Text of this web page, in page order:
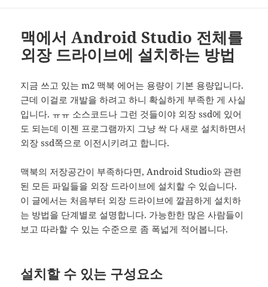
맥에서 Android Studio 전체를
외장 드라이브에 설치하는 방법
지금 쓰고 있는 m2 맥북 에어는 용량이 기본 용량입니다.
근데 이걸로 개발을 하려고 하니 확실하게 부족한 게 사실
입니다. ㅠㅠ 소스코드나 그런 것들이야 외장 ssd에 있어
도 되는데 이젠 프로그램까지 그냥 싹 다 새로 설치하면서
외장 ssd쪽으로 이전시키려고 합니다.
맥북의 저장공간이 부족하다면, Android Studio와 관련
된 모든 파일들을 외장 드라이브에 설치할 수 있습니다.
이 글에서는 처음부터 외장 드라이브에 깔끔하게 설치하
는 방법을 단계별로 설명합니다. 가능한한 많은 사람들이
보고 따라할 수 있는 수준으로 좀 폭넓게 적어봅니다.
설치할 수 있는 구성요소